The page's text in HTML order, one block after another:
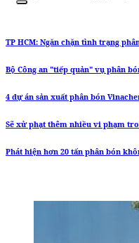
TP HCM: Ngăn chặn tình trạng
Bộ Công an "tiếp quản" vụ phân
4 dự án sản xuất phân bón
Sẽ xử phạt thêm nhiều vi phạm
Phát hiện hơn 20 tấn phân bón